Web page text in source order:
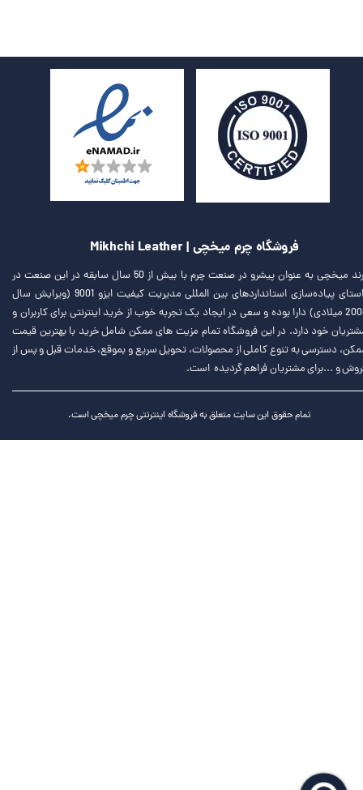
فروشگاه چرم میخچی | Mikhchi Leather
برند میخچی به عنوان پیشرو در صنعت چرم با بیش از 50 سال سابقه در این صنعت در
راستای پیاده‌سازی استانداردهای بین المللی مدیریت کیفیت ایزو 9001 (ویرایش سال
2008 میلادی) دارا بوده و سعی در ایجاد یک تجربه خوب از خرید اینترنتی برای کاربران و
خود دارد. در این فروشگاه تمام مزیت های ممکن شامل خرید با بهترین قیمت
دسترسی به تنوع کاملی از محصولات، تحویل سریع و بموقع، خدمات قبل و پس از
و ...برای مشتریان فراهم گردیده است.
تمام حقوق این سایت متعلق به فروشگاه اینترنتی چرم میخچی است.